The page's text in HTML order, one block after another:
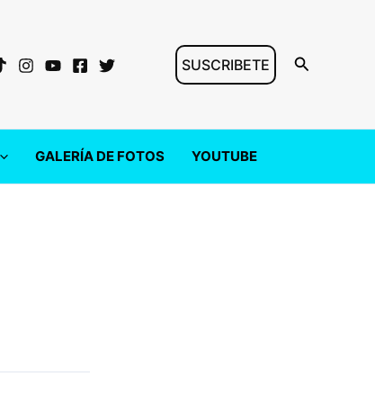
SUSCRIBETE Buscar
GALERÍA DE FOTOS YOUTUBE